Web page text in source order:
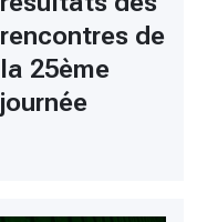
rencontres de
la 25ème
journée